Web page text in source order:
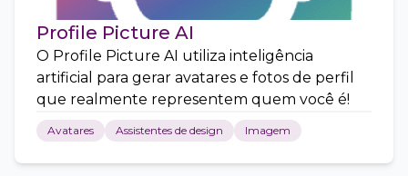
Profile Picture AI
O Profile Picture AI utiliza inteligência
artificial para gerar avatares e fotos de perfil
que realmente representem quem você é!
Avatares Assistentes de design Imagem